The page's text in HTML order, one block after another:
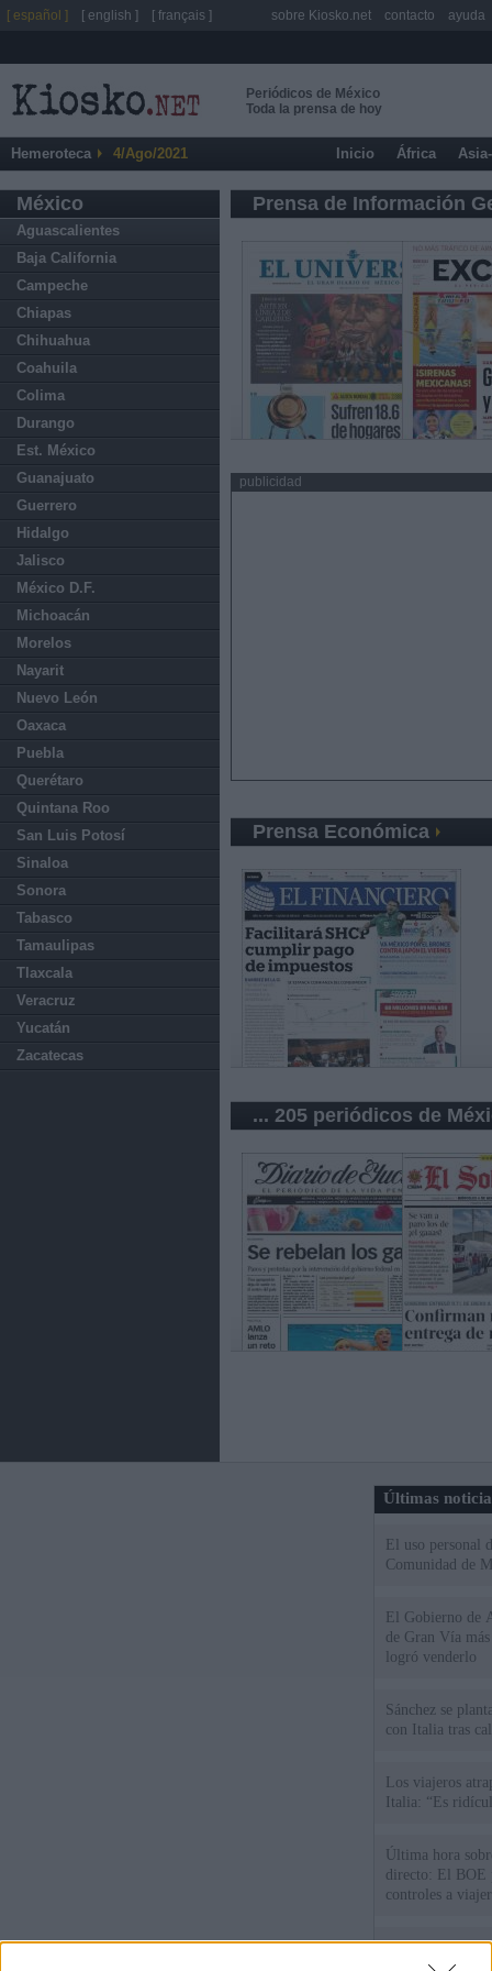
Periódicos de México
Toda la prensa de hoy
Hemeroteca 4/Ago/2021 Inicio África
México
Aguascalientes
Baja California
Campeche
Chiapas
Chihuahua
Coahuila
Colima
Durango
Est. México
Guanajuato
Guerrero
Hidalgo
Jalisco
México D.F.
Michoacán
Morelos
Nayarit
Nuevo León
Oaxaca
Puebla
Querétaro
Quintana Roo
San Luis Potosí
Sinaloa
Sonora
Tabasco
Tamaulipas
Tlaxcala
Veracruz
Yucatán
Zacatecas
Prensa de Información
publicidad
Prensa Económica
... 205 periódicos de
Últimas
El uso personal
Comunidad de
El Gobierno de
de Gran Vía
logró venderlo
Sánchez se
con Italia tras
Los viajeros
Italia: “Es
Última hora
directo: El BOE
controles a
Sánchez
[ español ] [ english ] [ français ] sobre Kiosko.net contacto ayuda